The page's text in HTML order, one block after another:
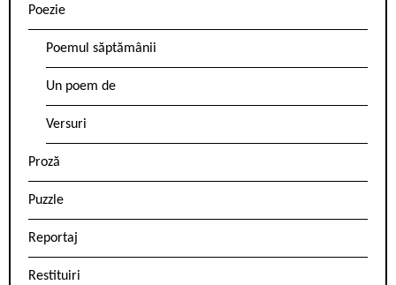
Poezie
Poemul săptămânii
Un poem de
Versuri
Proză
Puzzle
Reportaj
Restituiri